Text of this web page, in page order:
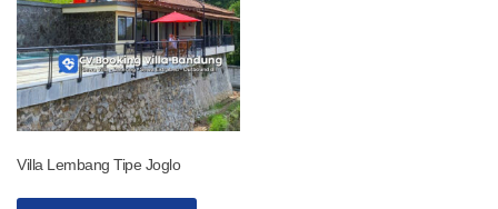
Villa Lembang Tipe Joglo